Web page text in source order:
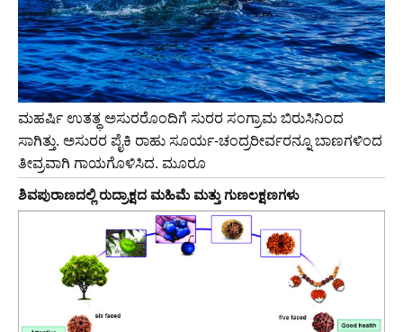
ಮಹರ್ಷಿ ಉತತ್ಥ ಅಸುರರೊಂದಿಗೆ ಸುರರ ಸಂಗ್ರಾಮ ಬಿರುಸಿನಿಂದ
ಸಾಗಿತ್ತು. ಅಸುರರ ಪೈಕಿ ರಾಹು ಸೂರ್ಯ-ಚಂದ್ರರೀರ್ವರನ್ನೂ ಬಾಣಗಳಿಂದ
ತೀವ್ರವಾಗಿ ಗಾಯಗೊಳಿಸಿದ. ಮೂರೂ
ಶಿವಪುರಾಣದಲ್ಲಿ ರುದ್ರಾಕ್ಷದ ಮಹಿಮೆ ಮತ್ತು ಗುಣಲಕ್ಷಣಗಳು